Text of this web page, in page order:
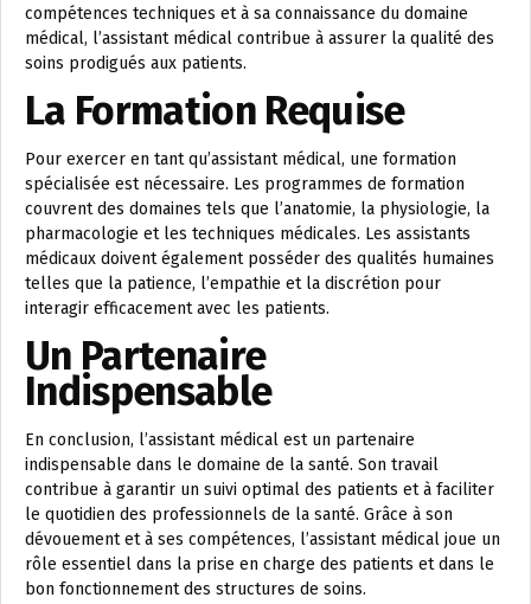
compétences techniques et à sa connaissance du domaine
médical, l’assistant médical contribue à assurer la qualité des
soins prodigués aux patients.
La Formation Requise
Pour exercer en tant qu’assistant médical, une formation
spécialisée est nécessaire. Les programmes de formation
couvrent des domaines tels que l’anatomie, la physiologie, la
pharmacologie et les techniques médicales. Les assistants
médicaux doivent également posséder des qualités humaines
telles que la patience, l’empathie et la discrétion pour
interagir efficacement avec les patients.
Un Partenaire
Indispensable
En conclusion, l’assistant médical est un partenaire
indispensable dans le domaine de la santé. Son travail
contribue à garantir un suivi optimal des patients et à faciliter
le quotidien des professionnels de la santé. Grâce à son
dévouement et à ses compétences, l’assistant médical joue un
rôle essentiel dans la prise en charge des patients et dans le
bon fonctionnement des structures de soins.